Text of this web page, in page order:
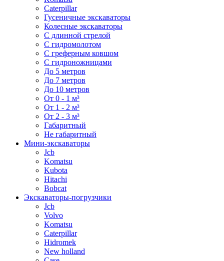
Caterpillar
Гусеничные экскаваторы
Колесные экскаваторы
С длинной стрелой
С гидромолотом
С греферным ковшом
С гидроножницами
До 5 метров
До 7 метров
До 10 метров
От 0 - 1 м³
От 1 - 2 м³
От 2 - 3 м³
Габаритный
Не габаритный
Мини-экскаваторы
Jcb
Komatsu
Kubota
Hitachi
Bobcat
Экскаваторы-погрузчики
Jcb
Volvo
Komatsu
Caterpillar
Hidromek
New holland